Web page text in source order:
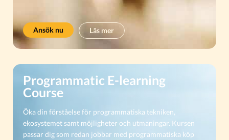
Ansök nu Läs mer
Programmatic E-learning
Course​
Öka din förståelse för programmatiska tekniken,
ekosystemet samt möjligheter och utmaningar. Kursen
passar dig som redan jobbar med programmatiska köp